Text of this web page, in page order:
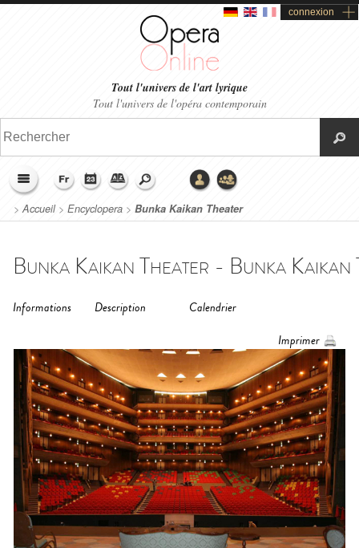
connexion
Tout l'univers de l'art lyrique
Tout l'univers de l'opéra contemporain
>Accueil> Encyclopera > Bunka Kaikan Theater
Bunka Kaikan Theater - Bunka Kaikan
Informations Description
Calendrier
Imprimer